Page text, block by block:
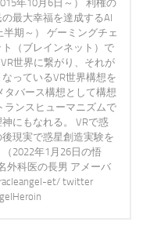
年10月6日～） 利権の
最大幸福を達成するAI
期～） ゲーミングチェ
（ブレインネット）で
世界に繋がり、それが
っているVR世界構想を
バース構想として構想
ランスヒューマニズムで
にもなれる。 VRで惑
現実で惑星創造実験を
2022年1月26日の悟
外科医の長男 アメーバ
et/ twitter